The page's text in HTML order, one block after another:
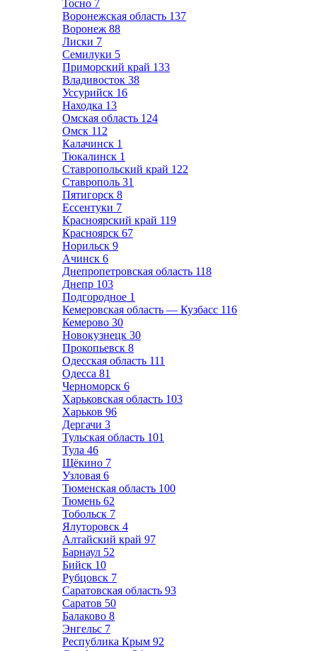
Тосно 7
Воронежская область 137
Воронеж 88
Лиски 7
Семилуки 5
Приморский край 133
Владивосток 38
Уссурийск 16
Находка 13
Омская область 124
Омск 112
Калачинск 1
Тюкалинск 1
Ставропольский край 122
Ставрополь 31
Пятигорск 8
Ессентуки 7
Красноярский край 119
Красноярск 67
Норильск 9
Ачинск 6
Днепропетровская область 118
Днепр 103
Подгородное 1
Кемеровская область — Кузбасс 116
Кемерово 30
Новокузнецк 30
Прокопьевск 8
Одесская область 111
Одесса 81
Черноморск 6
Харьковская область 103
Харьков 96
Дергачи 3
Тульская область 101
Тула 46
Щёкино 7
Узловая 6
Тюменская область 100
Тюмень 62
Тобольск 7
Ялуторовск 4
Алтайский край 97
Барнаул 52
Бийск 10
Рубцовск 7
Саратовская область 93
Саратов 50
Балаково 8
Энгельс 7
Республика Крым 92